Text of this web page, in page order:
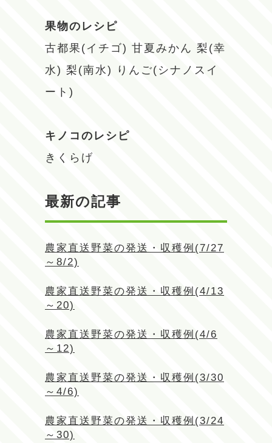
果物のレシピ
古都果(イチゴ) 甘夏みかん 梨(幸
水) 梨(南水)
りんご(シナノスイ
ート)
キノコのレシピ
きくらげ
最新の記事
農家直送野菜の発送・収穫例(7/27
～8/2)
農家直送野菜の発送・収穫例(4/13
～20)
農家直送野菜の発送・収穫例(4/6
～12)
農家直送野菜の発送・収穫例(3/30
～4/6)
農家直送野菜の発送・収穫例(3/24
～30)